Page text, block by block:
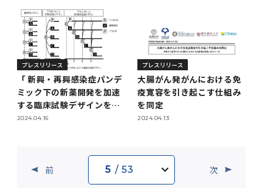
プレスリリース
「 新興・再興感染症パンデ
ミック下の新薬開発を加速
する臨床試験デザインを特
定 」【平川晃弘 教授】
2024.04.16
プレスリリース
大腸がん発がんにおける免
疫寛容を引き起こす仕組み
を同定
2024.04.13
前 5 / 53 次